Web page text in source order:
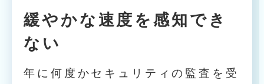
緩やかな速度を感知でき
ない
年に何度かセキュリティの監査を受